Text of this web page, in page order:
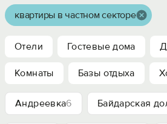
квартиры в частном секторе
Отели Гостевые дома
Комнаты Базы отдыха
Андреевка6 Байдарская